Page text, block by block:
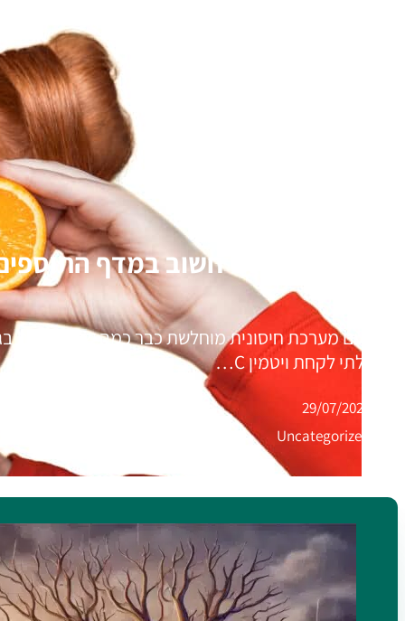
מהו הויטמין הכי חשוב במדף
"אני עם מערכת חיסונית מוחלשת כבר כמה שנים טובות
התחלתי לקחת ויטמין C…
29/07/2020
Uncategorized